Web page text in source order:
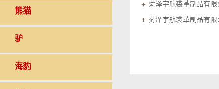
熊猫
驴
海豹
菏泽宇航裘革制品有限
菏泽宇航裘革制品有限